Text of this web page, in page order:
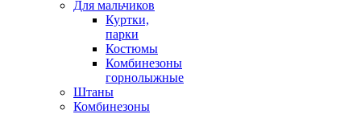
Для мальчиков
Куртки,
парки
Костюмы
Комбинезоны
горнолыжные
Штаны
Комбинезоны